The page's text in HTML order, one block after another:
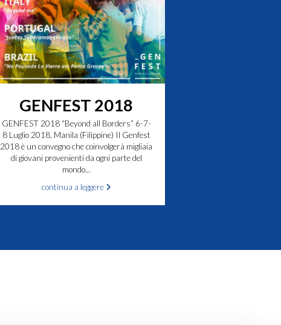
GENFEST 2018
GENFEST 2018 “Beyond all Borders” 6-7-
8 Luglio 2018, Manila (Filippine) Il Genfest
2018 è un convegno che coinvolgerà migliaia
di giovani provenienti da ogni parte del
mondo...
continua a leggere